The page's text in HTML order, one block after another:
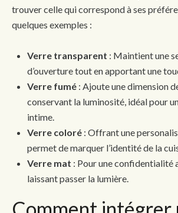
trouver celle qui correspond à ses
quelques exemples :
Verre transparent : Maintient une
d’ouverture tout en apportant une
Verre fumé : Ajoute une dimension
conservant la luminosité, idéal pour
intime.
Verre coloré : Offrant une
permet de marquer l’identité de la
Verre mat : Pour une confidentialité
laissant passer la lumière.